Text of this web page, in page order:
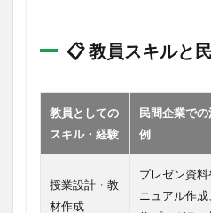
7
功
へ
の
テ
ッ
📋 教員スキルと
教員としての
スキル・経験
民間企業での
例
授業設計・教
材作成
プレゼン資料
ニュアル作